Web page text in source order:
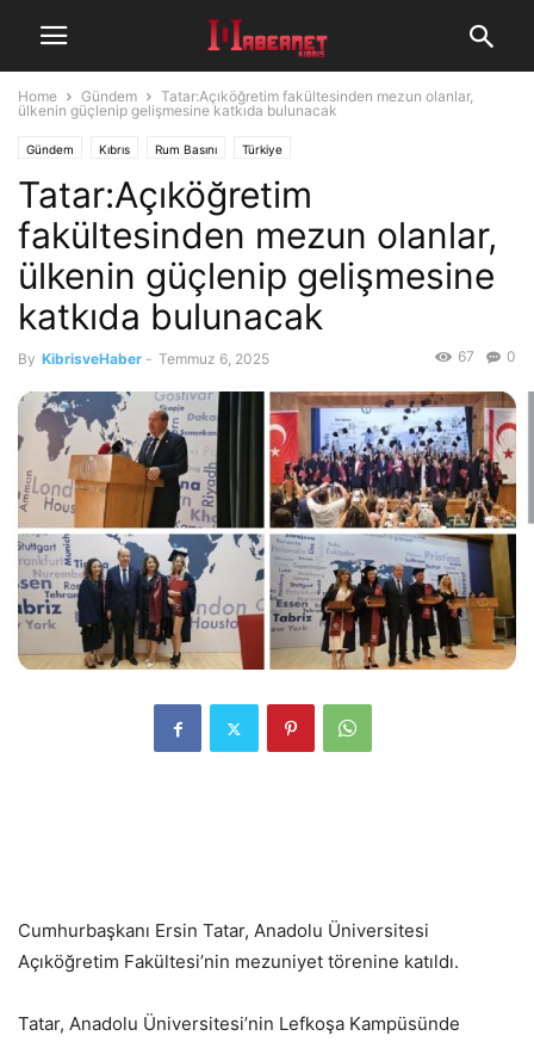
Home Gündem
Tatar:Açıköğretim fakültesinden mezun olanlar,
ülkenin güçlenip gelişmesine katkıda bulunacak
Gündem Kıbrıs Rum Basını Türkiye
Tatar:Açıköğretim
fakültesinden mezun olanlar,
ülkenin güçlenip gelişmesine
katkıda bulunacak
By KibrisveHaber - Temmuz 6, 2025 0
67
Cumhurbaşkanı Ersin Tatar, Anadolu Üniversitesi
Açıköğretim Fakültesi’nin mezuniyet törenine katıldı.
Tatar, Anadolu Üniversitesi’nin Lefkoşa Kampüsünde